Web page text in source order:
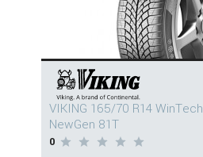
VIKING 165/70 R14 WinTech
NewGen 81T
0